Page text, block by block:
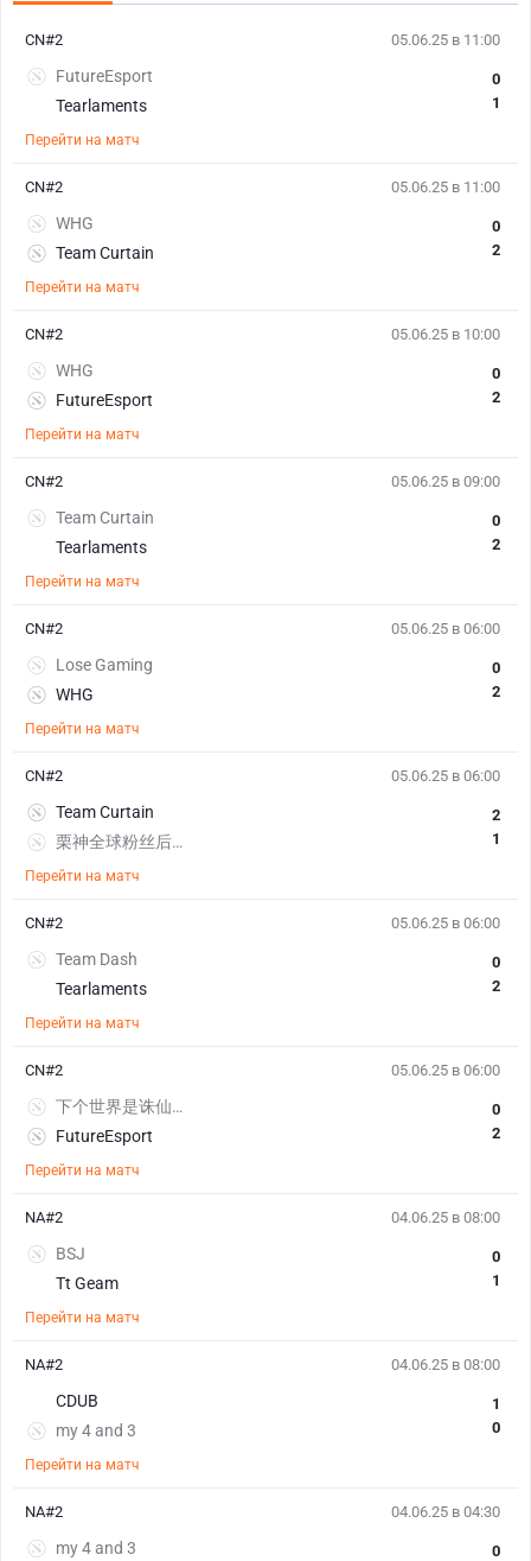
05.06.25 в 11:00
FutureEsport
Tearlaments
0
1
Перейти на матч
CN#2
05.06.25 в 11:00
WHG
Team Curtain
0
2
Перейти на матч
CN#2
05.06.25 в 10:00
WHG
FutureEsport
0
2
Перейти на матч
CN#2
05.06.25 в 09:00
Team Curtain
Tearlaments
0
2
Перейти на матч
CN#2
05.06.25 в 06:00
Lose Gaming
WHG
0
2
Перейти на матч
CN#2
05.06.25 в 06:00
Team Curtain
栗神全球粉丝后援会
2
1
Перейти на матч
CN#2
05.06.25 в 06:00
Team Dash
Tearlaments
0
2
Перейти на матч
CN#2
05.06.25 в 06:00
下个世界是诛仙世界
FutureEsport
0
2
Перейти на матч
CN#2
04.06.25 в 08:00
BSJ
Tt Geam
0
1
Перейти на матч
NA#2
04.06.25 в 08:00
CDUB
my 4 and 3
1
0
Перейти на матч
NA#2
04.06.25 в 04:30
my 4 and 3
0
NA#2